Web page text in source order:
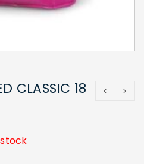
CLASSIC 18